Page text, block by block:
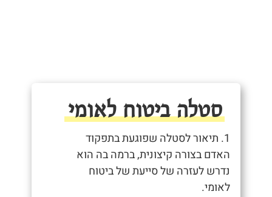
סטלה ביטוח לאומי
1. תיאור לסטלה שפוגעת בתפקוד
האדם בצורה קיצונית, ברמה בה הוא
נדרש לעזרה של סייעת של ביטוח
לאומי.